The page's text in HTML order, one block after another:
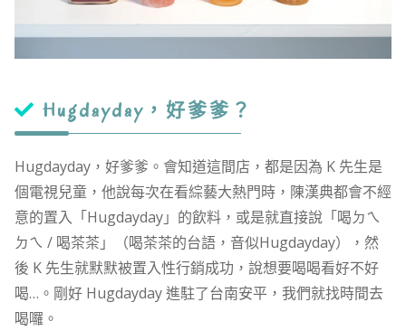
Hugdayday，好爹爹？
Hugdayday，好爹爹。會知道這間店，都是因為 K 先生是
個電視兒童，他說每次在看綜藝大熱門時，陳漢典都會不經
意的置入「Hugdayday」的飲料，或是就直接說「喝ㄉㄟ
ㄉㄟ / 喝茶茶」（喝茶茶的台語，音似Hugdayday），然
後 K 先生就默默被置入性行銷成功，說想要喝喝看好不好
喝…。剛好 Hugdayday 進駐了台南安平，我們就找時間去
喝囉。